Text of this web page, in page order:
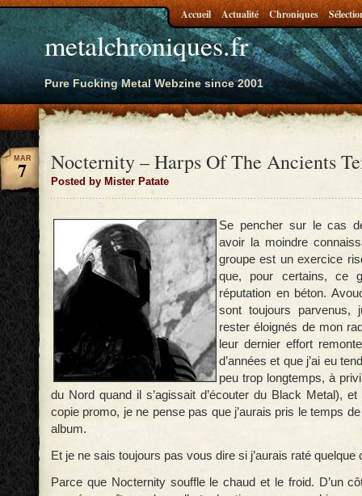
metalchroniques.fr
Pure Fucking Metal Webzine since 2001
Accueil Actualité Chroniques
Nocternity – Harps Of The Ancients
Posted by Mister Patate
MAR
7
Se pencher sur le cas
avoir la moindre
groupe est un exercice
que, pour certains, ce
réputation en béton.
sont toujours parvenus,
rester éloignés de mon
leur dernier effort
d’années et que j’ai eu
peu trop longtemps, à
du Nord quand il s’agissait d’écouter du Black Metal), et
copie promo, je ne pense pas que j’aurais pris le temps
album.
Et je ne sais toujours pas vous dire si j’aurais raté quelque
Parce que Nocternity souffle le chaud et le froid. D’un